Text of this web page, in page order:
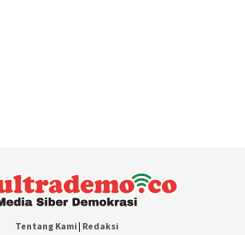
Tentang Kami| Redaksi